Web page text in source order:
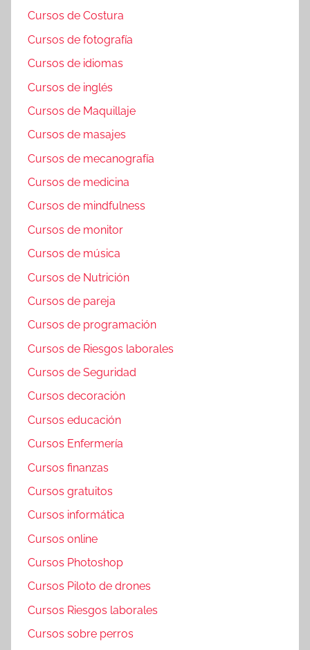
Cursos de Costura
Cursos de fotografía
Cursos de idiomas
Cursos de inglés
Cursos de Maquillaje
Cursos de masajes
Cursos de mecanografía
Cursos de medicina
Cursos de mindfulness
Cursos de monitor
Cursos de música
Cursos de Nutrición
Cursos de pareja
Cursos de programación
Cursos de Riesgos laborales
Cursos de Seguridad
Cursos decoración
Cursos educación
Cursos Enfermería
Cursos finanzas
Cursos gratuitos
Cursos informática
Cursos online
Cursos Photoshop
Cursos Piloto de drones
Cursos Riesgos laborales
Cursos sobre perros